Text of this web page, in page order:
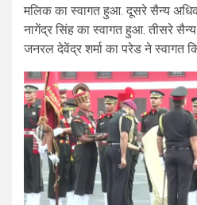
सार्टेंज मेजर चैटवुड बिल्डिंग के
कैडेट्स भी चैटवुड ग्राउंड में पहुंचे और
भारतीय सैन्य अकादमी का निशान
अधिकारियों का सम्मान किया गया.
मलिक का स्वागत हुआ. दूसरे सैन्य
नागेंद्र सिंह का स्वागत हुआ. तीसरे
जनरल देवेंद्र शर्मा का परेड ने स्वागत